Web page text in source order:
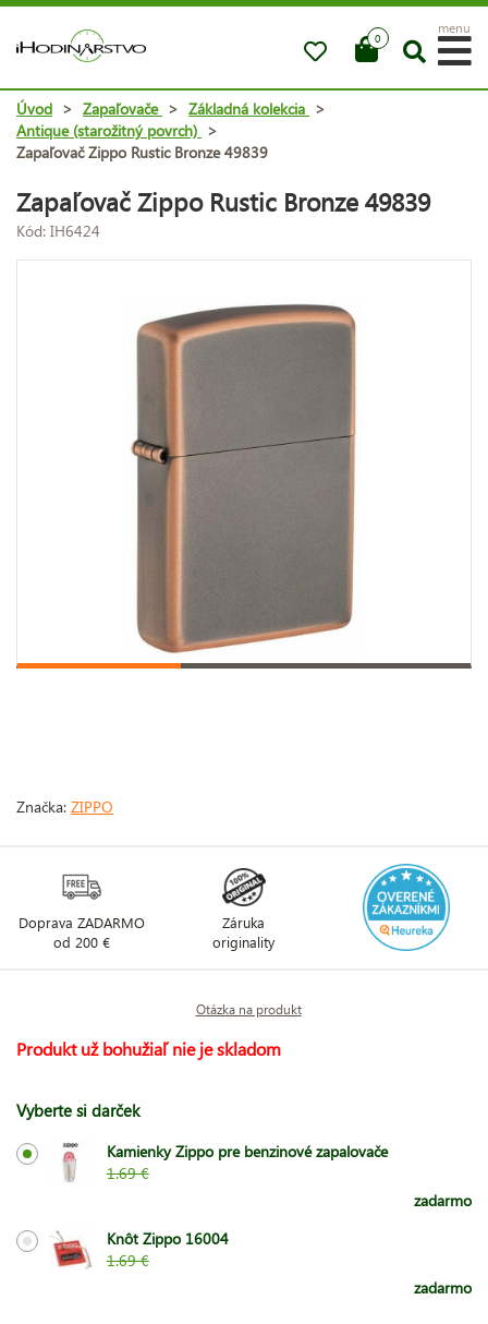
0
menu
Úvod > Zapaľovače > Základná kolekcia >
Antique (starožitný povrch) >
Zapaľovač Zippo Rustic Bronze 49839
Zapaľovač Zippo Rustic Bronze 49839
Kód: IH6424
Značka: ZIPPO
Doprava ZADARMO
od 200 €
Záruka
originality
Otázka na produkt
Produkt už bohužiaľ nie je skladom
Vyberte si darček
Kamienky Zippo pre benzinové zapalovače
1.69 €
zadarmo
Knôt Zippo 16004
1.69 €
zadarmo